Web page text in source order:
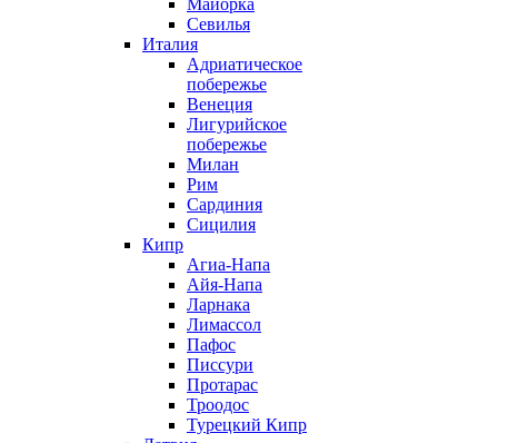
Севилья
Италия
Адриатическое
побережье
Венеция
Лигурийское
побережье
Милан
Рим
Сардиния
Сицилия
Кипр
Агиа-Напа
Айя-Напа
Ларнака
Лимассол
Пафос
Писсури
Протарас
Троодос
Турецкий Кипр